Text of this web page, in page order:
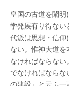
皇国の古道を闡
学発展有り得ない
代派は思想・信仰
ない。惟神大道
なければならな
でなければなら
の建設』と云ふ一